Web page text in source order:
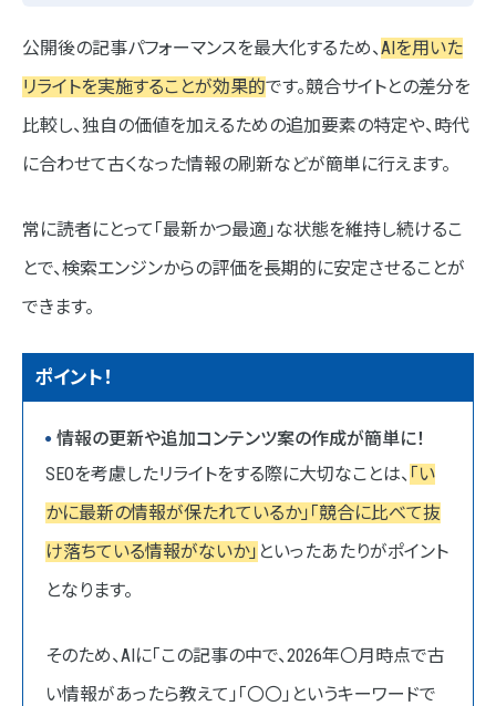
公開後の記事パフォーマンスを最大化するため、AIを用いた
リライトを実施することが効果的です。競合サイトとの差分を
比較し、独自の価値を加えるための追加要素の特定や、時代
に合わせて古くなった情報の刷新などが簡単に行えます。
常に読者にとって「最新かつ最適」な状態を維持し続けるこ
とで、検索エンジンからの評価を長期的に安定させることが
できます。
ポイント！
情報の更新や追加コンテンツ案の作成が簡単に！
SEOを考慮したリライトをする際に大切なことは、 「い
かに最新の情報が保たれているか」「競合に比べて抜
け落ちている情報がないか」 といったあたりがポイント
となります。
そのため、AIに「この記事の中で、2026年〇月時点で古
い情報があったら教えて」「〇〇」というキーワードで